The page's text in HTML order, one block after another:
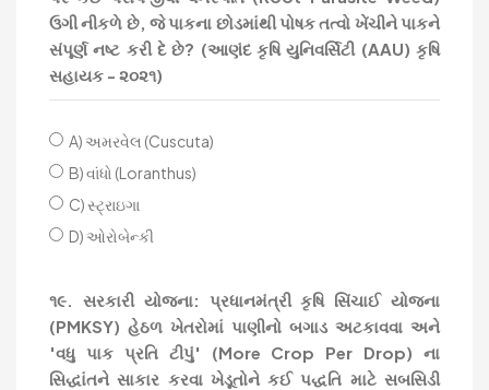
ઉગી નીકળે છે, જે પાકના છોડમાંથી પોષક તત્વો ખેંચીને પાકને
સંપૂર્ણ નષ્ટ કરી દે છે? (આણંદ કૃષિ યુનિવર્સિટી (AAU) કૃષિ
સહાયક - ૨૦૨૧)
A) અમરવેલ (Cuscuta)
B) વાંધો (Loranthus)
C) સ્ટ્રાઇગા
D) ઓરોબેન્કી
૧૯. સરકારી યોજના: પ્રધાનમંત્રી કૃષિ સિંચાઈ યોજના
(PMKSY) હેઠળ ખેતરોમાં પાણીનો બગાડ અટકાવવા અને
'વધુ પાક પ્રતિ ટીપું' (More Crop Per Drop) ના
સિદ્ધાંતને સાકાર કરવા ખેડૂતોને કઈ પદ્ધતિ માટે સબસિડી